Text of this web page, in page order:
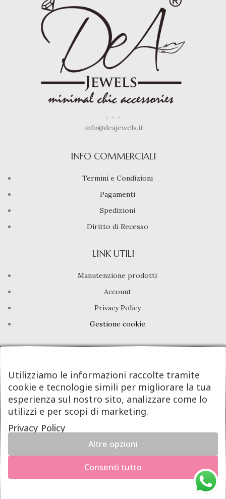
info@deajewels.it
INFO COMMERCIALI
Termini e Condizioni
Pagamenti
Spedizioni
Diritto di Recesso
LINK UTILI
Manutenzione prodotti
Account
Privacy Policy
Gestione cookie
Chi siamo
Dicono di noi
Domande frequenti
DeA Jewels® | Valeria De Alfieri - P.Iva 08605781213
Powered By Next Step
consegna del prodotto.
×
Utilizziamo le informazioni raccolte tramite
cookie e tecnologie simili per migliorare la tua
esperienza sul nostro sito, analizzare come lo
utilizzi e per scopi di marketing.
Privacy Policy
Altre opzioni
Consenti tutto